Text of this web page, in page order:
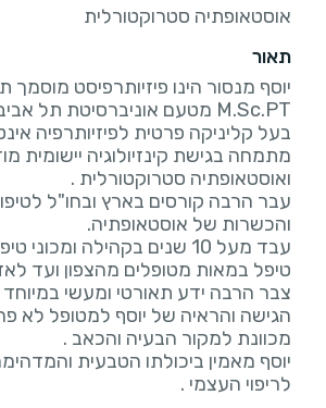
אוסטאופתיה סטרוקטורלית
תאור
יוסף מנסור הינו פיזיותרפיסט מוסמך
מתמחה בגישת קינזיולוגיה יישומית
עבר הרבה קורסים בארץ ובחו"ל
עבד מעל 10 שנים בקהילה
הגישה והראיה של יוסף למטופל לא
יוסף מאמין ביכולתו הטבעית
לריפוי העצמי .